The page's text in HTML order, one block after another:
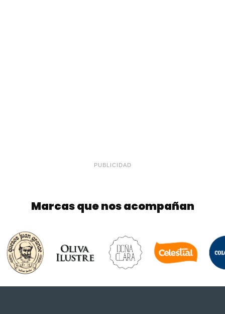
PUBLICIDAD
Marcas que nos acompañan